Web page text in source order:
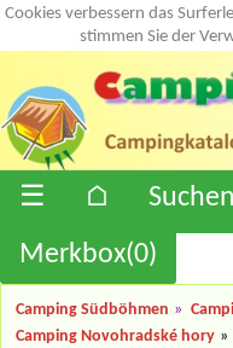
Cookies verbessern das
stimmen Sie der
☰ ⌂ Suchen
Merkbox(0)
Camping Südböhmen »
Camping Novohradské hory »